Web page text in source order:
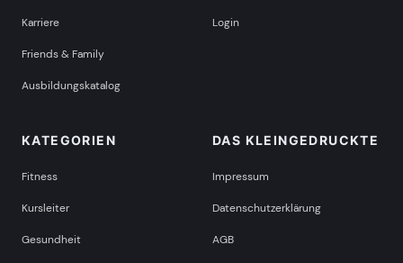
Karriere
Friends & Family
Ausbildungskatalog
Login
KATEGORIEN
Fitness
Kursleiter
Gesundheit
DAS KLEINGEDRUCKTE
Impressum
Datenschutzerklärung
AGB